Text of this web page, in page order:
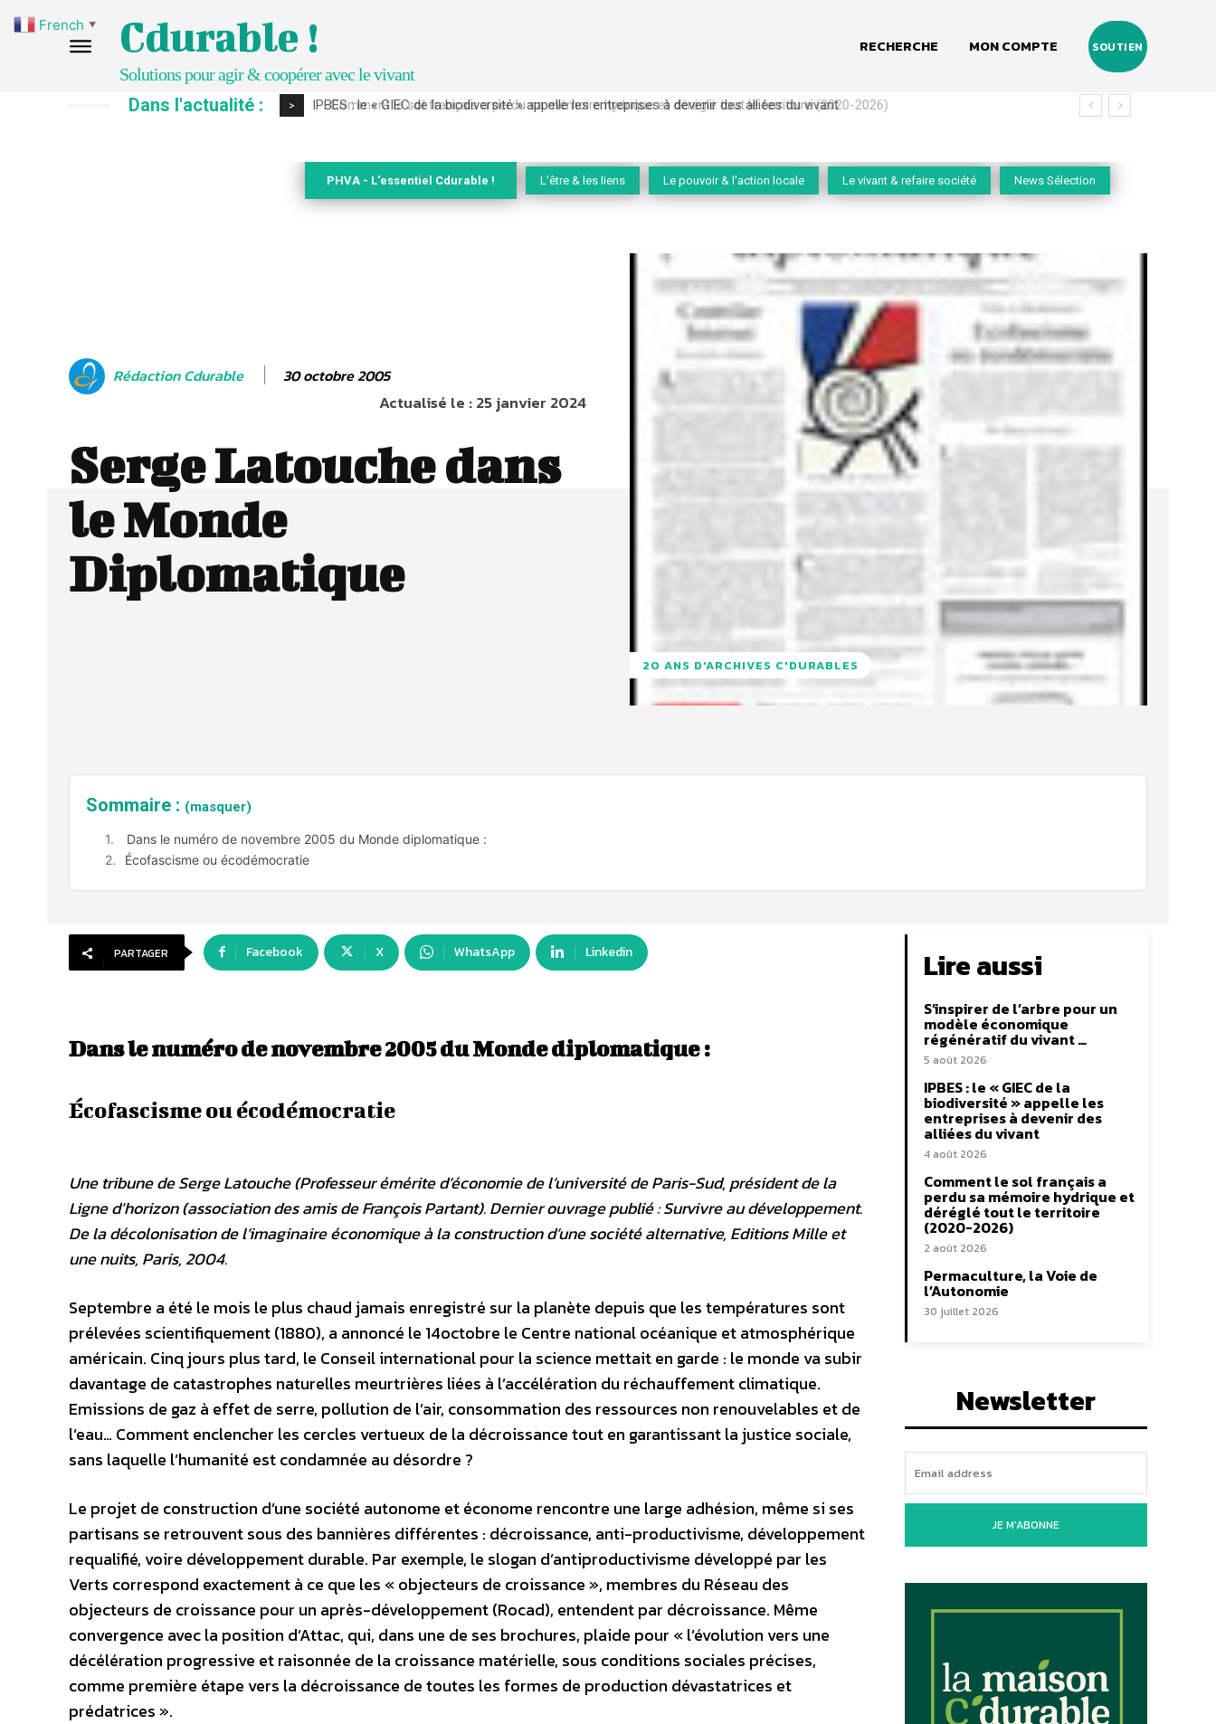
Cdurable !
Solutions pour agir & coopérer avec le vivant
RECHERCHE MON COMPTE SOUTIEN
Dans l'actualité : > Comment le sol français a perdu sa mémoire hydrique et déréglé tout le territoire (2020-2026)
PHVA - L'essentiel Cdurable ! L'être & les liens Le pouvoir & l'action locale Le vivant & refaire société News Sélection
Rédaction Cdurable 30 octobre 2005
Actualisé le :25 janvier 2024
Serge Latouche dans
le Monde
Diplomatique
20 ANS D'ARCHIVES C'DURABLES
Sommaire : (masquer)
Dans le numéro de novembre 2005 du Monde diplomatique :
Écofascisme ou écodémocratie
PARTAGER Facebook X WhatsApp Linkedin
Dans le numéro de novembre 2005 du Monde diplomatique :
Écofascisme ou écodémocratie
Une tribune de Serge Latouche (Professeur émérite d’économie de l’université de Paris-Sud, président de la
Ligne d’horizon (association des amis de François Partant). Dernier ouvrage publié : Survivre au développement.
De la décolonisation de l’imaginaire économique à la construction d’une société alternative, Editions Mille et
une nuits, Paris, 2004.
Septembre a été le mois le plus chaud jamais enregistré sur la planète depuis que les températures sont
prélevées scientifiquement (1880), a annoncé le 14octobre le Centre national océanique et atmosphérique
américain. Cinq jours plus tard, le Conseil international pour la science mettait en garde : le monde va subir
davantage de catastrophes naturelles meurtrières liées à l’accélération du réchauffement climatique.
Emissions de gaz à effet de serre, pollution de l’air, consommation des ressources non renouvelables et de
l’eau… Comment enclencher les cercles vertueux de la décroissance tout en garantissant la justice sociale,
sans laquelle l’humanité est condamnée au désordre ?
Le projet de construction d’une société autonome et économe rencontre une large adhésion, même si ses
partisans se retrouvent sous des bannières différentes : décroissance, anti-productivisme, développement
requalifié, voire développement durable. Par exemple, le slogan d’antiproductivisme développé par les
Verts correspond exactement à ce que les « objecteurs de croissance », membres du Réseau des
objecteurs de croissance pour un après-développement (Rocad), entendent par décroissance. Même
convergence avec la position d’Attac, qui, dans une de ses brochures, plaide pour « l’évolution vers une
décélération progressive et raisonnée de la croissance matérielle, sous conditions sociales précises,
comme première étape vers la décroissance de toutes les formes de production dévastatrices et
prédatrices ».
Lire aussi
S’inspirer de l’arbre pour un
modèle économique
régénératif du vivant …
5 août 2026
IPBES : le « GIEC de la
biodiversité » appelle les
entreprises à devenir des
alliées du vivant
4 août 2026
Comment le sol français a
perdu sa mémoire hydrique et
déréglé tout le territoire
(2020-2026)
2 août 2026
Permaculture, la Voie de
l’Autonomie
30 juillet 2026
Newsletter
JE M'ABONNE
French ▼